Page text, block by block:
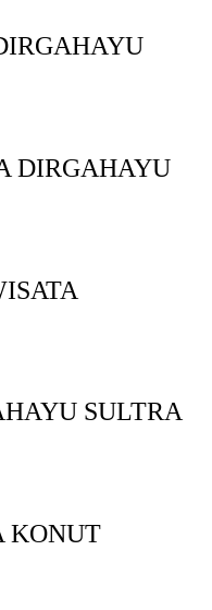
DIRGAHAYU
SULTRA
KONUT